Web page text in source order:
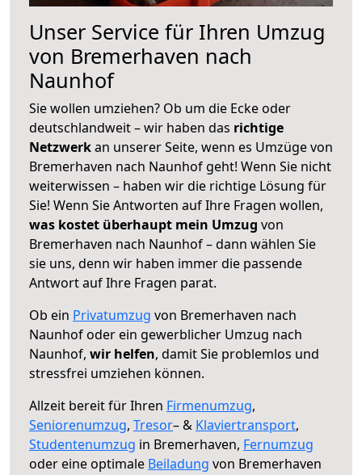
Unser Service für Ihren Umzug
von Bremerhaven nach
Naunhof
Sie wollen umziehen? Ob um die Ecke oder
deutschlandweit – wir haben das richtige
Netzwerkan unserer Seite, wenn es Umzüge von
Bremerhaven nach Naunhof geht! Wenn Sie nicht
weiterwissen – haben wir die richtige Lösung für
Sie! Wenn Sie Antworten auf Ihre Fragen wollen,
was kostet überhaupt mein Umzug von
Bremerhaven nach Naunhof – dann wählen Sie
sie uns, denn wir haben immer die passende
Antwort auf Ihre Fragen parat.
Ob ein Privatumzug von Bremerhaven nach
Naunhof oder ein gewerblicher Umzug nach
Naunhof, wir helfen, damit Sie problemlos und
stressfrei umziehen können.
Allzeit bereit für Ihren Firmenumzug,
Seniorenumzug, Tresor– & Klaviertransport,
Studentenumzug in Bremerhaven, Fernumzug
oder eine optimale Beiladung von Bremerhaven